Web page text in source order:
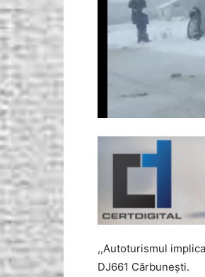
,,Autoturismul
DJ661 Cărbunești.